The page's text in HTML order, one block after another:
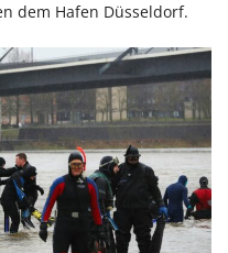
dem Hafen Düsseldorf.